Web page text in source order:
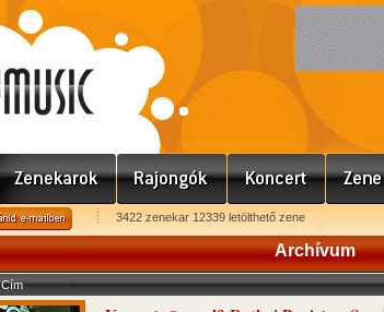
3422 zenekar 12339 letölthető zene
Archívum
Cím